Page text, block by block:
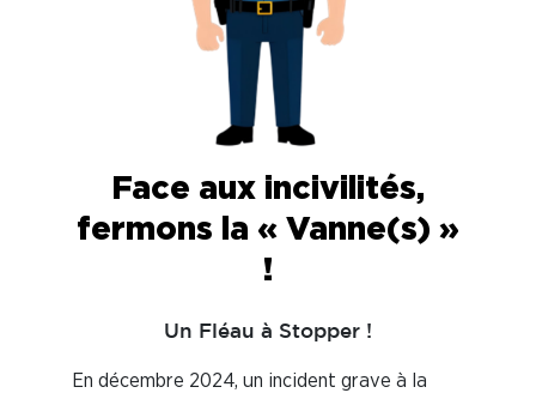
Face aux incivilités,
fermons la « Vanne(s) »
!
Un Fléau à Stopper !
En décembre 2024, un incident grave à la